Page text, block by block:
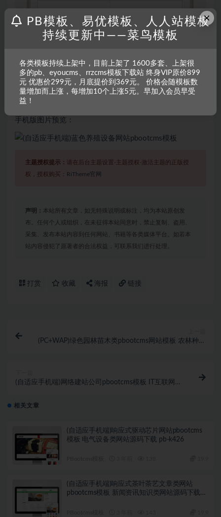
手机版图片预览：
主题授权提示： 请在后台主题设置-主题授权-激活主题的正版授
权，授权购买： RiTheme官网
声明： 本站所有文章，如无特殊说明或标注，均为本站原创发
布。任何个人或组织，在未征得本站同意时，禁止复制、盗用、
采集、发布本站内容到任何网站、书籍等各类媒体平台。如若本
站内容侵犯了原著者的合法权益，可联系我们进行处理。
打赏 收藏 海报 链接
(PC+WAP)绿色园林苗木类pbootcms网站模板 农林种植
(自适应手机端)网络建站公司pbootcms模板 IT互联网设
相关文章
(自适应手机端)响应式驱动芯片网站pbootcms
模板 电气设备类网站源码下载 pb-k426
(自适应手机端)响应式茶叶茶艺文章类网站
pbootcms模板 新闻资讯知识类网站源码下载
×
PB模板、易优模板、人人站模板
持续更新中——菜鸟模板
各类模板持续上架中，目前上架了 1600多套、上架很
多的pb、eyoucms、rrzcms模板下载站 终身VIP原价899
元 优惠价299元，月底提价到369元。 价格会随模板数
量增加而上涨，每增加10个上涨5元。早加入会员早受
益！